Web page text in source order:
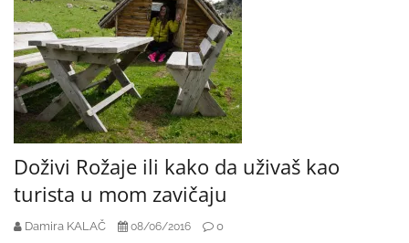
Doživi Rožaje ili kako da uživaš kao
turista u mom zavičaju
Damira KALAČ 08/06/2016 0